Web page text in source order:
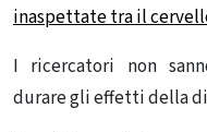
inaspettate tra il
I ricercatori non
durare gli effetti della